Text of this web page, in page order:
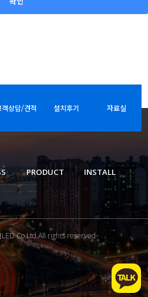
객상담/견적 설치후기 자료실
PRODUCT INSTALL
Co.Ltd.All rights reserved